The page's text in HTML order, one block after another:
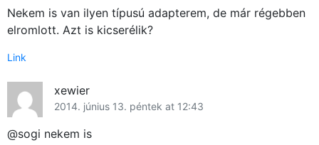
Nekem is van ilyen típusú adapterem, de már régebben
elromlott. Azt is kicserélik?
Link
xewier
2014. június 13. péntek at 12:43
@sogi nekem is